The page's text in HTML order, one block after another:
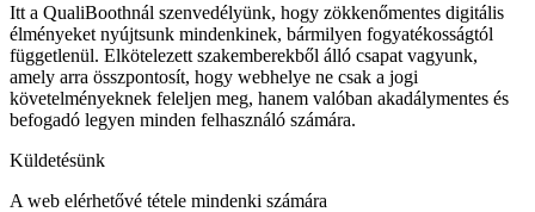
Itt a QualiBoothnál szenvedélyünk, hogy zökkenőmentes digitális
élményeket nyújtsunk mindenkinek, bármilyen fogyatékosságtól
függetlenül. Elkötelezett szakemberekből álló csapat vagyunk,
amely arra összpontosít, hogy webhelye ne csak a jogi
követelményeknek feleljen meg, hanem valóban akadálymentes és
befogadó legyen minden felhasználó számára.
Küldetésünk
A web elérhetővé tétele mindenki számára